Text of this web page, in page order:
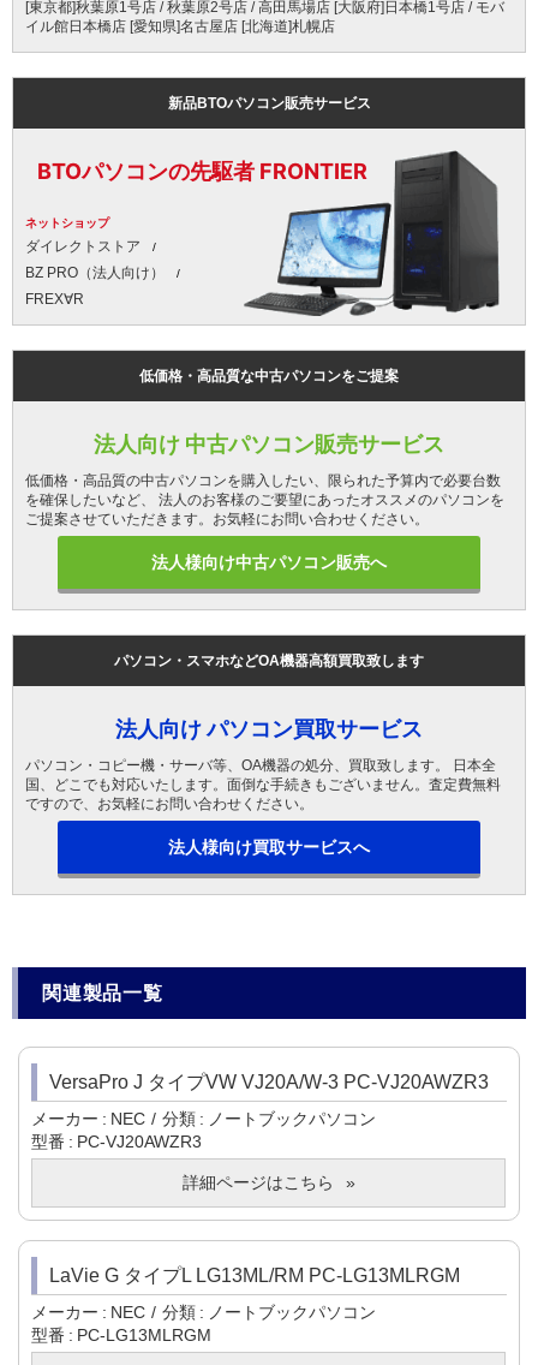
[東京都]秋葉原1号店 / 秋葉原2号店 / 高田馬場店 [大阪府]日本橋1号店 / モバ
イル館日本橋店 [愛知県]名古屋店 [北海道]札幌店
新品BTOパソコン販売サービス
BTOパソコンの先駆者 FRONTIER
ネットショップ
ダイレクトストア
BZ PRO（法人向け）
FREX∀R
低価格・高品質な中古パソコンをご提案
法人向け 中古パソコン販売サービス
低価格・高品質の中古パソコンを購入したい、限られた予算内で必要台数
を確保したいなど、 法人のお客様のご要望にあったオススメのパソコンを
ご提案させていただきます。お気軽にお問い合わせください。
法人様向け中古パソコン販売へ
パソコン・スマホなどOA機器高額買取致します
法人向け パソコン買取サービス
パソコン・コピー機・サーバ等、OA機器の処分、買取致します。 日本全
国、どこでも対応いたします。面倒な手続きもございません。査定費無料
ですので、お気軽にお問い合わせください。
法人様向け買取サービスへ
関連製品一覧
VersaPro J タイプVW VJ20A/W-3 PC-VJ20AWZR3
メーカー NEC 分類
ノートブックパソコン
型番
PC-VJ20AWZR3
詳細ページはこちら
LaVie G タイプL LG13ML/RM PC-LG13MLRGM
メーカー NEC 分類
ノートブックパソコン
型番
PC-LG13MLRGM